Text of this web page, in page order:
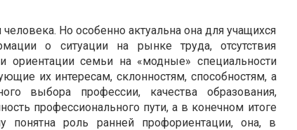
Но особенно актуальна она для учащихся
о ситуации на рынке труда, отсутствия
ориентации семьи на «модные» специальности
их интересам, склонностям, способностям, а
выбора профессии, качества образования,
профессионального пути, а в конечном итоге
понятна роль ранней профориентации, она, в